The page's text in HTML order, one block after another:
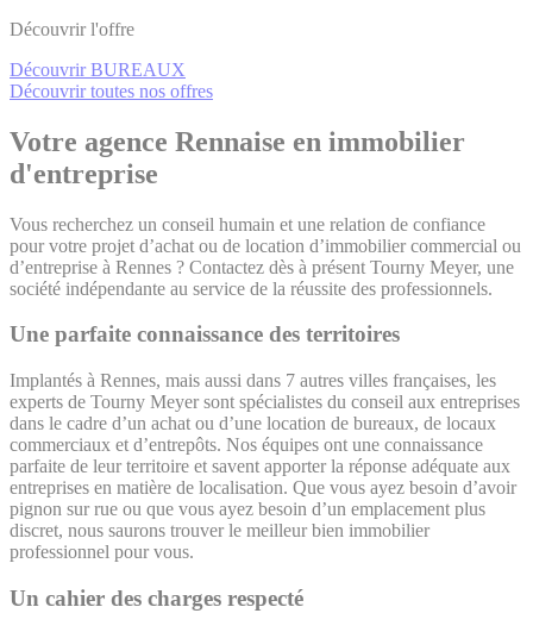
Découvrir l'offre
Découvrir BUREAUX
Découvrir toutes nos offres
Votre agence Rennaise en immobilier
d'entreprise
Vous recherchez un conseil humain et une relation de confiance
pour votre projet d’achat ou de location d’immobilier commercial ou
d’entreprise à Rennes ? Contactez dès à présent Tourny Meyer, une
société indépendante au service de la réussite des professionnels.
Une parfaite connaissance des territoires
Implantés à Rennes, mais aussi dans 7 autres villes françaises, les
experts de Tourny Meyer sont spécialistes du conseil aux entreprises
dans le cadre d’un achat ou d’une location de bureaux, de locaux
commerciaux et d’entrepôts. Nos équipes ont une connaissance
parfaite de leur territoire et savent apporter la réponse adéquate aux
entreprises en matière de localisation. Que vous ayez besoin d’avoir
pignon sur rue ou que vous ayez besoin d’un emplacement plus
discret, nous saurons trouver le meilleur bien immobilier
professionnel pour vous.
Un cahier des charges respecté